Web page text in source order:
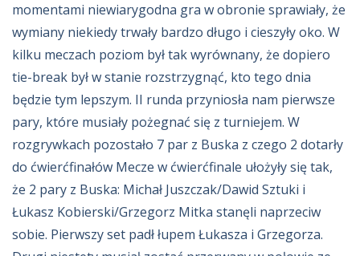
momentami niewiarygodna gra w obronie sprawiały, że
wymiany niekiedy trwały bardzo długo i cieszyły oko. W
kilku meczach poziom był tak wyrównany, że dopiero
tie-break był w stanie rozstrzygnąć, kto tego dnia
będzie tym lepszym. II runda przyniosła nam pierwsze
pary, które musiały pożegnać się z turniejem. W
rozgrywkach pozostało 7 par z Buska z czego 2 dotarły
do ćwierćfinałów Mecze w ćwierćfinale ułożyły się tak,
że 2 pary z Buska: Michał Juszczak/Dawid Sztuki i
Łukasz Kobierski/Grzegorz Mitka stanęli naprzeciw
sobie. Pierwszy set padł łupem Łukasza i Grzegorza.